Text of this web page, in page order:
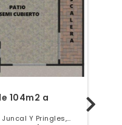
104m2 a
Juncal Y Pringles,